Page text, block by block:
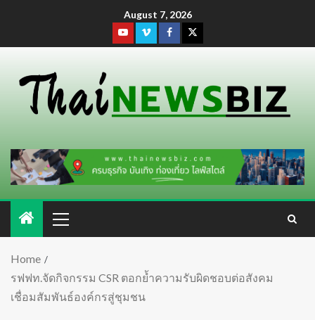
August 7, 2026
Home
รฟฟท.จัดกิจกรรม CSR ตอกย้ำความรับผิดชอบต่อสังคม
เชื่อมสัมพันธ์องค์กรสู่ชุมชน